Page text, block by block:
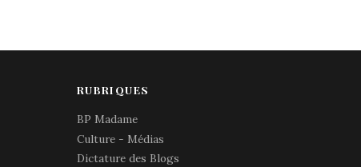
RUBRIQUES
BP Madame
Culture - Médias
Dictature des Blogs